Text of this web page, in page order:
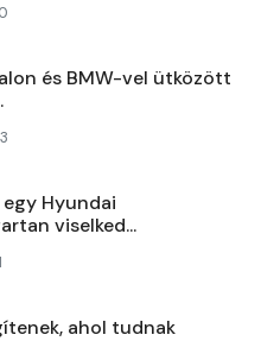
és BMW-vel ütközött
Hyundai
viselked...
ahol tudnak